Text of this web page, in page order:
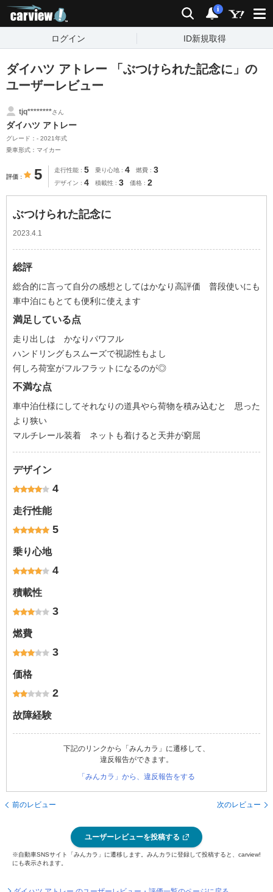
検索 通知
i
ログイン ID新規取得
ダイハツ アトレー 「ぶつけられた記念に」の
ユーザーレビュー
tjq********さん
ダイハツ アトレー
グレード：- 2021年式
乗車形式：マイカー
評価 5 走行性能 5 乗り心地 4 燃費 3
デザイン 4 積載性 3 価格 2
ぶつけられた記念に
2023.4.1
総評
総合的に言って自分の感想としてはかなり高評価 普段使いにも
車中泊にもとても便利に使えます
満足している点
走り出しは かなりパワフル
ハンドリングもスムーズで視認性もよし
何しろ荷室がフルフラットになるのが◎
不満な点
車中泊仕様にしてそれなりの道具やら荷物を積み込むと 思った
より狭い
マルチレール装着 ネットも着けると天井が窮屈
デザイン
4
走行性能
5
乗り心地
4
積載性
3
燃費
3
価格
2
故障経験
下記のリンクから「みんカラ」に遷移して、
違反報告ができます。
「みんカラ」から、違反報告をする
前のレビュー 次のレビュー
ユーザーレビューを投稿する
※自動車SNSサイト「みんカラ」に遷移します。みんカラに登録して投稿すると、carview!
にも表示されます。